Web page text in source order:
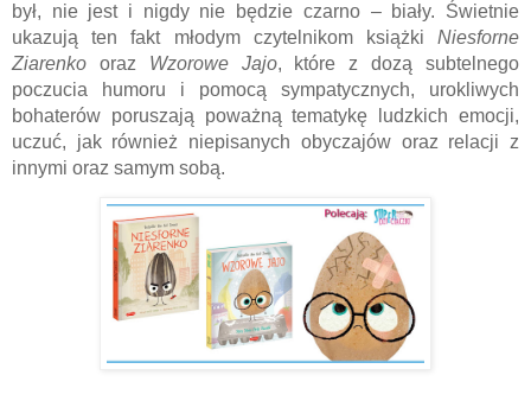
był, nie jest i nigdy nie będzie czarno – biały. Świetnie
ukazują ten fakt młodym czytelnikom książki Niesforne
Ziarenko oraz Wzorowe Jajo, które z dozą subtelnego
poczucia humoru i pomocą sympatycznych, urokliwych
bohaterów poruszają poważną tematykę ludzkich emocji,
uczuć, jak również niepisanych obyczajów oraz relacji z
innymi oraz samym sobą.